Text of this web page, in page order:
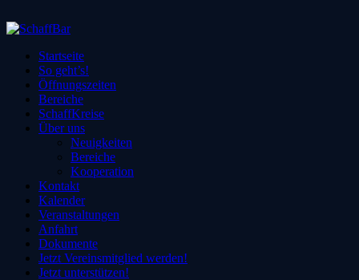
Startseite
So geht’s!
Öffnungszeiten
Bereiche
SchaffKreise
Über uns
Neuigkeiten
Bereiche
Kooperation
Kontakt
Kalender
Veranstaltungen
Anfahrt
Dokumente
Jetzt Vereinsmitglied werden!
Jetzt unterstützen!